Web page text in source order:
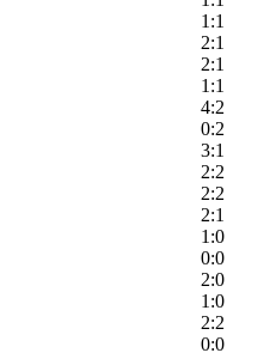
1:1
2:1
2:1
1:1
4:2
0:2
3:1
2:2
2:2
2:1
1:0
0:0
2:0
1:0
2:2
0:0